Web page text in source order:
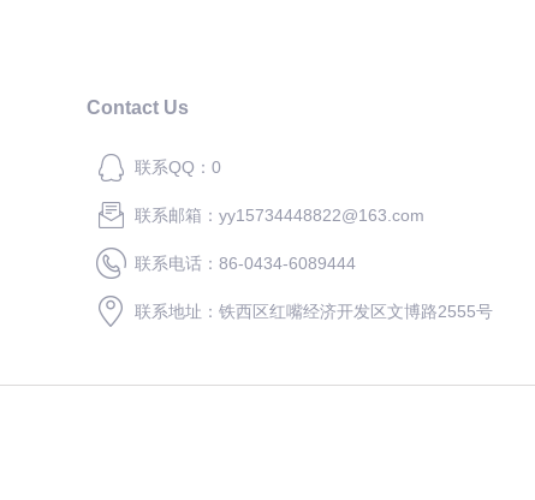
Contact Us
联系QQ：0
联系邮箱：yy15734448822@163.com
联系电话：86-0434-6089444
联系地址：铁西区红嘴经济开发区文博路2555号